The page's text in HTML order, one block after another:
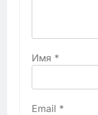
Имя *
Email *